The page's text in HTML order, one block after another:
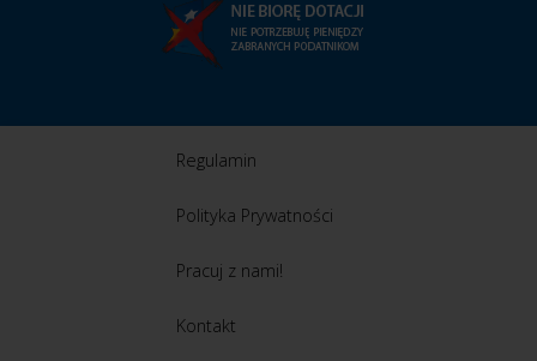
Regulamin
Polityka Prywatności
Pracuj z nami!
Kontakt